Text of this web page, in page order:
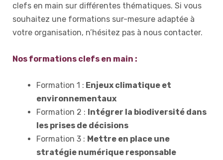
clefs en main sur différentes thématiques. Si vous
souhaitez une formations sur-mesure adaptée à
votre organisation, n’hésitez pas à nous contacter.
Nos formations clefs en main :
Formation 1 : Enjeux climatique et
environnementaux
Formation 2 : Intégrer la biodiversité dans
les prises de décisions
Formation 3 : Mettre en place une
stratégie numérique responsable